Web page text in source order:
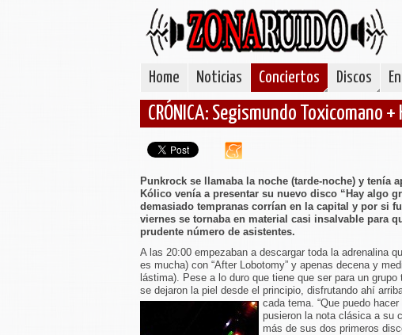
Home Noticias Conciertos Discos
CRÓNICA: Segismundo Toxicomano
Punkrock se llamaba la noche (tarde-noche) y tenía
Kólico venía a presentar su nuevo disco “Hay algo
demasiado tempranas corrían en la capital y por si
viernes se tornaba en material casi insalvable para
prudente número de asistentes.
A las 20:00 empezaban a descargar toda la adrenalina
es mucha) con “After Lobotomy” y apenas decena y
lástima). Pese a lo duro que tiene que ser para un
se dejaron la piel desde el principio, disfrutando ahí
cada tema. “Que puedo
pusieron la nota clásica a su
más de sus dos primeros